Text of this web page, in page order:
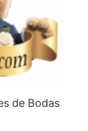
de Bodas